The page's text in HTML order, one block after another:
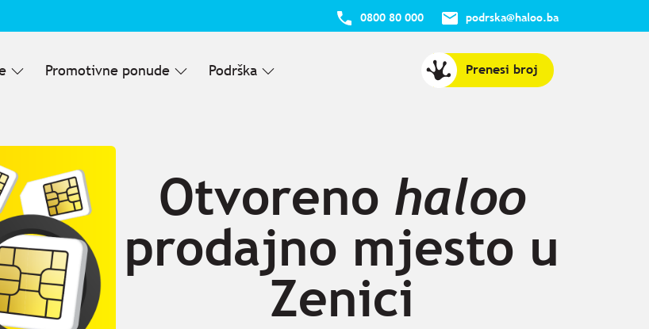
0800 80 000 podrska@haloo.ba
Promotivne ponude Podrška Prenesi broj
Otvoreno haloo
prodajno mjesto u
Zenici